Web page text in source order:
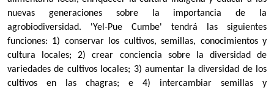
nuevas generaciones sobre la importancia de la
agrobiodiversidad. 'Yel-Pue Cumbe' tendrá las siguientes
funciones: 1) conservar los cultivos, semillas, conocimientos y
cultura locales; 2) crear conciencia sobre la diversidad de
variedades de cultivos locales; 3) aumentar la diversidad de los
cultivos en las chagras; e 4) intercambiar semillas y